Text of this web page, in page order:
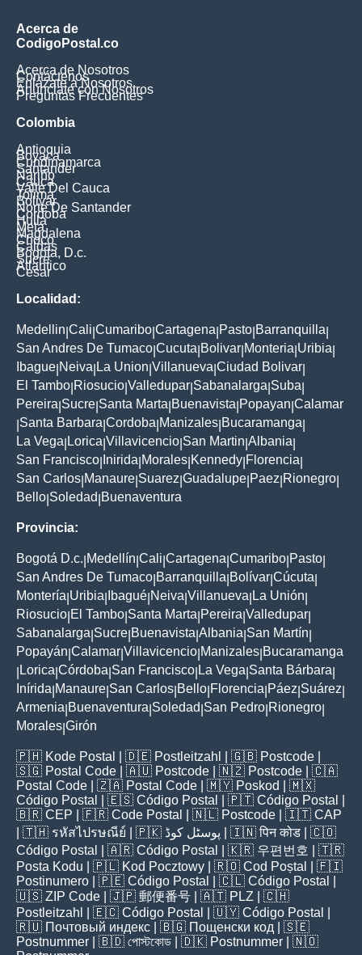
Acerca de
CodigoPostal.co
Acerca de Nosotros
Contáctenos
Enlázate a Nosotros
Anúnciate con Nosotros
Preguntas Frecuentes
Colombia
Antioquia
Boyaca
Cundinamarca
Santander
Nariño
Cauca
Valle Del Cauca
Tolima
Bolivar
Norte De Santander
Cordoba
Huila
Meta
Magdalena
Choco
Caldas
Bogota, D.c.
Sucre
Atlantico
Cesar
Localidad:
Medellin Cali Cumaribo Cartagena Pasto Barranquilla
San Andres De Tumaco Cucuta Bolivar Monteria Uribia
Ibague Neiva La Union Villanueva Ciudad Bolivar
El Tambo Riosucio Valledupar Sabanalarga Suba
Pereira Sucre Santa Marta Buenavista Popayan Calamar
Santa Barbara Cordoba Manizales Bucaramanga
La Vega Lorica Villavicencio San Martin Albania
San Francisco Inirida Morales Kennedy Florencia
San Carlos Manaure Suarez Guadalupe Paez Rionegro
Bello Soledad Buenaventura
Provincia:
Bogotá D.c. Medellín Cali Cartagena Cumaribo Pasto
San Andres De Tumaco Barranquilla Bolívar Cúcuta
Montería Uribia Ibagué Neiva Villanueva La Unión
Riosucio El Tambo Santa Marta Pereira Valledupar
Sabanalarga Sucre Buenavista Albania San Martín
Popayán Calamar Villavicencio Manizales Bucaramanga
Lorica Córdoba San Francisco La Vega Santa Bárbara
Inírida Manaure San Carlos Bello Florencia Páez Suárez
Armenia Buenaventura Soledad San Pedro Rionegro
Morales Girón
🇵🇭 Kode Postal | 🇩🇪 Postleitzahl | 🇬🇧 Postcode
🇸🇬 Postal Code | 🇦🇺 Postcode | 🇳🇿 Postcode | 🇨🇦
Postal Code | 🇿🇦 Postal Code | 🇲🇾 Poskod
| 🇲🇽
Código Postal
| 🇪🇸 Código Postal | 🇵🇹 Código Postal
🇧🇷 CEP | 🇫🇷 Code Postal | 🇳🇱 Postcode | 🇮🇹 CAP
| 🇹🇭 รหัสไปรษณีย์ | 🇵🇰 پوسٹل کوڈ | 🇮🇳पिन कोड | 🇨🇴
Código Postal
| 🇦🇷 Código Postal | 🇰🇷 우편번호
| 🇹🇷
Posta Kodu | 🇵🇱 Kod Pocztowy | 🇷🇴 Cod Poștal
| 🇫🇮
Postinumero | 🇵🇪 Código Postal | 🇨🇱 Código Postal
🇺🇸 ZIP Code | 🇯🇵 郵便番号 | 🇦🇹 PLZ | 🇨🇭
Postleitzahl
| 🇪🇨 Código Postal | 🇺🇾 Código Postal
🇷🇺 Почтовый индекс | 🇧🇬 Пощенски код | 🇸🇪
Postnummer | 🇧🇩 পোস্টকোড | 🇩🇰 Postnummer | 🇳🇴